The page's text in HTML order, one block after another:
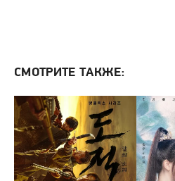
СМОТРИТЕ ТАКЖЕ: